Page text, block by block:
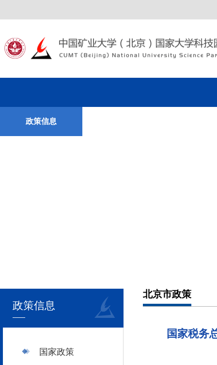
政策信息
政策信息
国家政策
北京市政策
国家税务